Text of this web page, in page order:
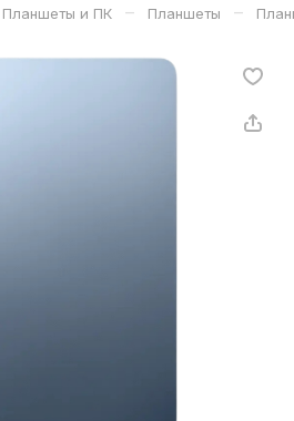
Планшеты и ПК – Планшеты –